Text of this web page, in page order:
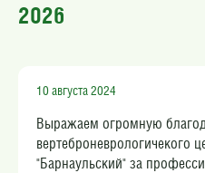
2026
10 августа 2024
Выражаем огромную
вертеброневрологичекого
"Барнаульский" за